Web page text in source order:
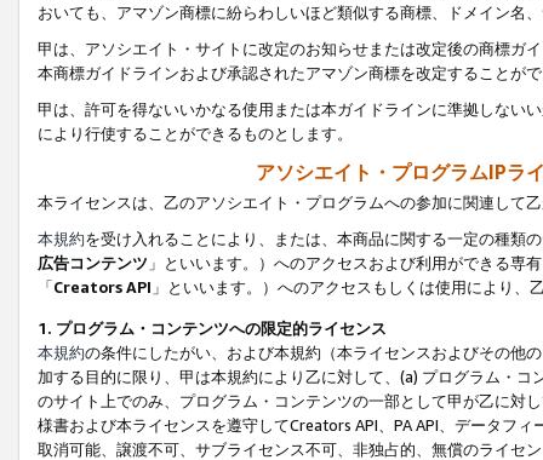
おいても、アマゾン商標に紛らわしいほど類似する商標、ドメイン名
甲は、アソシエイト・サイトに改定のお知らせまたは改定後の商標ガ
本商標ガイドラインおよび承認されたアマゾン商標を改定することが
甲は、許可を得ないいかなる使用または本ガイドラインに準拠しない
により行使することができるものとします。
アソシエイト・プログラムIPラ
本ライセンスは、乙のアソシエイト・プログラムへの参加に関連して
本規約を受け入れることにより、または、本商品に関する一定の種類
広告コンテンツ 」といいます。）へのアクセスおよび利用ができる専
「Creators API 」といいます。）へのアクセスもしくは使用により
1. プログラム・コンテンツへの限定的ライセンス
本規約の条件にしたがい、および本規約（本ライセンスおよびその他
加する目的に限り、甲は本規約により乙に対して、(a) プログラム・
のサイト上でのみ、プログラム・コンテンツの一部として甲が乙に対
様書および本ライセンスを遵守してCreators API、PA API、データフ
取消可能、譲渡不可、サブライセンス不可、非独占的、無償のライセ